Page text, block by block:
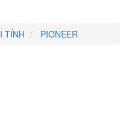
TÍNH PIONEER